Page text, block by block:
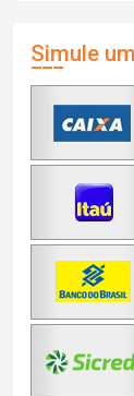
Simule